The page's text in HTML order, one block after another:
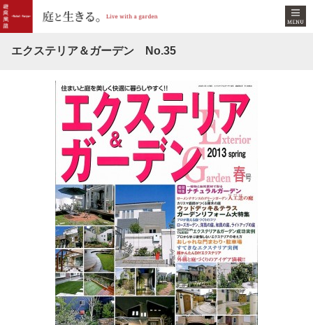
エクステリア＆ガーデン No.35